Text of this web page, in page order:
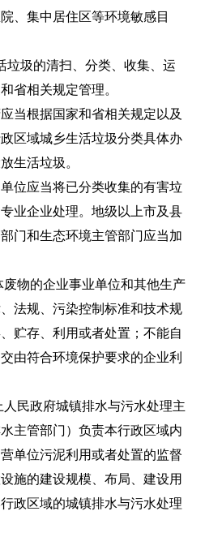
、集中居住区等环境敏感目
垃圾的清扫、分类、收集、运
省相关规定管理。
当根据国家和省相关规定以及
区域城乡生活垃圾分类具体办
生活垃圾。
位应当将已分类收集的有害垃
业企业处理。地级以上市及县
门和生态环境主管部门应当加
废物的企业事业单位和其他生产
法规、污染控制标准和技术规
贮存、利用或者处置；不能自
由符合环境保护要求的企业利
民政府城镇排水与污水处理主
主管部门）负责本行政区域内
单位污泥利用或者处置的监督
施的建设规模、布局、建设用
政区域的城镇排水与污水处理